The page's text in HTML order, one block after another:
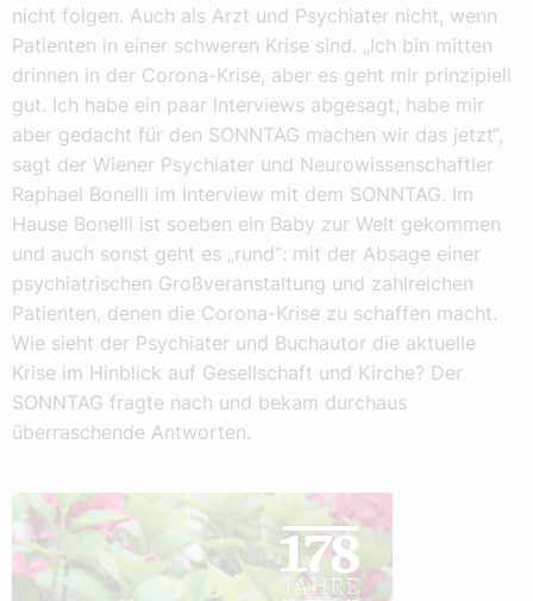
nicht folgen. Auch als Arzt und Psychiater nicht, wenn
Patienten in einer schweren Krise sind. „Ich bin mitten
drinnen in der Corona-Krise, aber es geht mir prinzipiell
gut. Ich habe ein paar Interviews abgesagt, habe mir
aber gedacht für den SONNTAG machen wir das jetzt“,
sagt der Wiener Psychiater und Neurowissenschaftler
Raphael Bonelli im Interview mit dem SONNTAG. Im
Hause Bonelli ist soeben ein Baby zur Welt gekommen
und auch sonst geht es „rund“: mit der Absage einer
psychiatrischen Großveranstaltung und zahlreichen
Patienten, denen die Corona-Krise zu schaffen macht.
Wie sieht der Psychiater und Buchautor die aktuelle
Krise im Hinblick auf Gesellschaft und Kirche? Der
SONNTAG fragte nach und bekam durchaus
überraschende Antworten.